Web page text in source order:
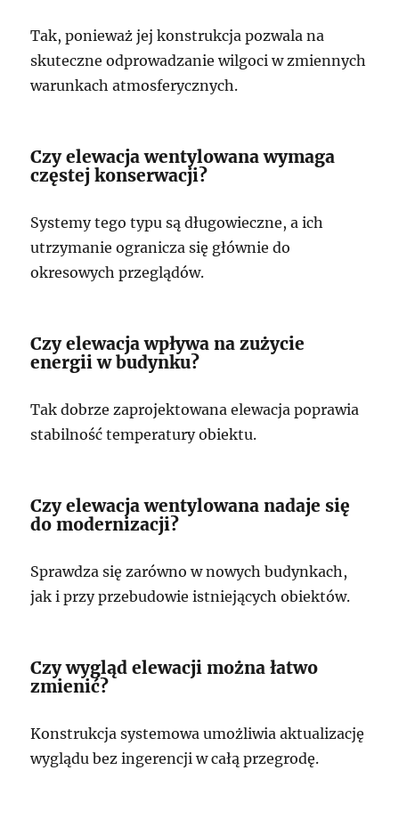
Tak, ponieważ jej konstrukcja pozwala na
skuteczne odprowadzanie wilgoci w zmiennych
warunkach atmosferycznych.
Czy elewacja wentylowana wymaga
częstej konserwacji?
Systemy tego typu są długowieczne, a ich
utrzymanie ogranicza się głównie do
okresowych przeglądów.
Czy elewacja wpływa na zużycie
energii w budynku?
Tak dobrze zaprojektowana elewacja poprawia
stabilność temperatury obiektu.
Czy elewacja wentylowana nadaje się
do modernizacji?
Sprawdza się zarówno w nowych budynkach,
jak i przy przebudowie istniejących obiektów.
Czy wygląd elewacji można łatwo
zmienić?
Konstrukcja systemowa umożliwia aktualizację
wyglądu bez ingerencji w całą przegrodę.